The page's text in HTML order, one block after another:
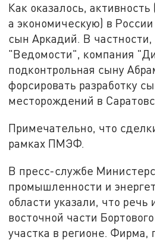
Как оказалось,
а экономическую) в
сын Аркадий. В
"Ведомости", компания
подконтрольная сыну
форсировать разработку
месторождений в
Примечательно, что
рамках ПМЭФ.
В пресс-службе
промышленности и
области указали, что речь
восточной части
участка в регионе. Фирма,